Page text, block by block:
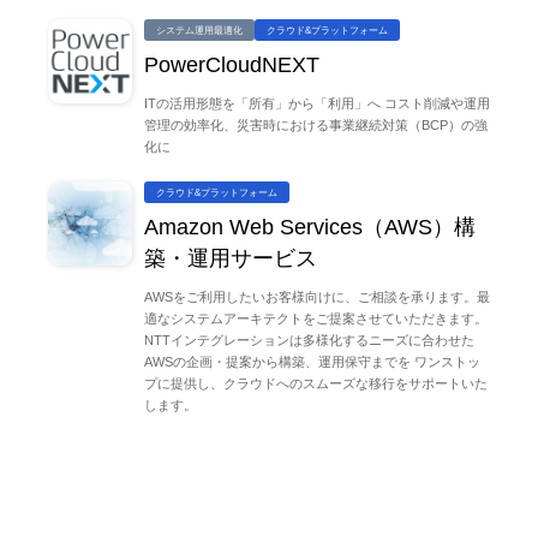
システム運用最適化 クラウド&プラットフォーム
PowerCloudNEXT
ITの活用形態を「所有」から「利用」へ コスト削減や運用
管理の効率化、災害時における事業継続対策（BCP）の強
化に
クラウド&プラットフォーム
Amazon Web Services（AWS）構
築・運用サービス
AWSをご利用したいお客様向けに、ご相談を承ります。最
適なシステムアーキテクトをご提案させていただきます。
NTTインテグレーションは多様化するニーズに合わせた
AWSの企画・提案から構築、運用保守までを ワンストッ
プに提供し、クラウドへのスムーズな移行をサポートいた
します。